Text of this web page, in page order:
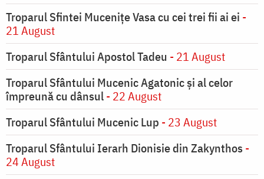
Troparul Sfintei Muceniţe Vasa cu cei trei fii ai ei -
21 August
Troparul Sfântului Apostol Tadeu - 21 August
Troparul Sfântului Mucenic Agatonic şi al celor
împreună cu dânsul- 22 August
Troparul Sfântului Mucenic Lup - 23 August
Troparul Sfântului Ierarh Dionisie din Zakynthos -
24 August